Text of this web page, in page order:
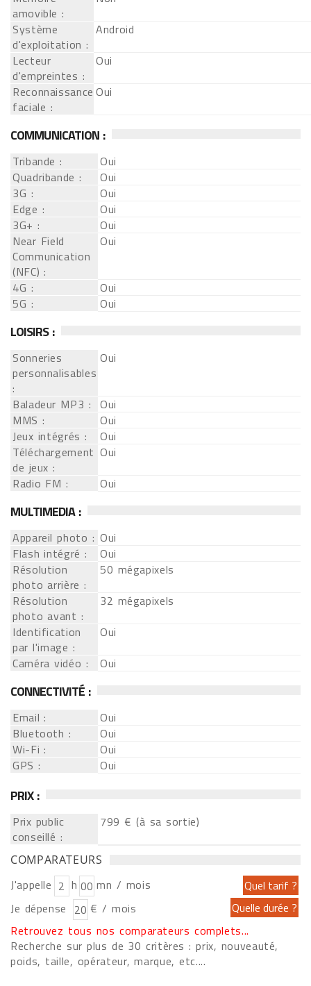
amovible :
Système
d'exploitation :
Android
Lecteur
d'empreintes :
Oui
Reconnaissance
faciale :
Oui
COMMUNICATION :
Tribande :
Oui
Quadribande :
Oui
3G :
Oui
Edge :
Oui
3G+ :
Oui
Near Field
Communication
(NFC) :
Oui
4G :
Oui
5G :
Oui
LOISIRS :
Sonneries
personnalisables
:
Oui
Baladeur MP3 : Oui
MMS :
Oui
Jeux intégrés :
Oui
Téléchargement
de jeux :
Oui
Radio FM :
Oui
MULTIMEDIA :
Appareil photo : Oui
Flash intégré :
Oui
Résolution
photo arrière :
50 mégapixels
Résolution
photo avant :
32 mégapixels
Identification
par l'image :
Oui
Caméra vidéo :
Oui
CONNECTIVITÉ :
Email :
Oui
Bluetooth :
Oui
Wi-Fi :
Oui
GPS :
Oui
PRIX :
Prix public
conseillé :
799 € (à sa sortie)
COMPARATEURS
J'appelle h
mn / mois
Je dépense
€ / mois
Retrouvez tous nos comparateurs complets...
Recherche sur plus de 30 critères : prix, nouveauté,
poids, taille, opérateur, marque, etc....